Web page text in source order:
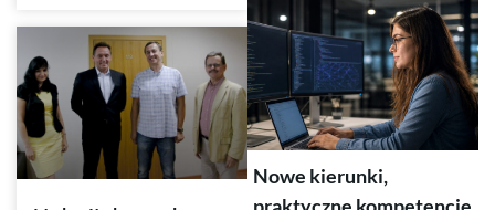
Nowe kierunki,
praktyczne kompetencje